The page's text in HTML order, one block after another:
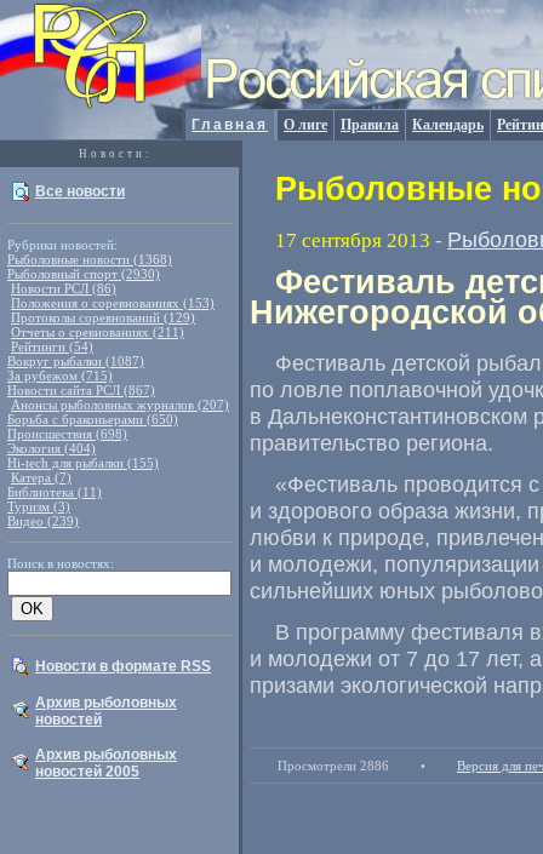
Главная О лиге Правила Календарь
Новости:
Все новости
Рубрики новостей:
Рыболовные новости (1368)
Рыболовный спорт (2930)
Новости РСЛ (86)
Положения о соревнованиях (153)
Протоколы соревнований (129)
Отчеты о сревнованиях (211)
Рейтинги (54)
Вокруг рыбалки (1087)
За рубежом (715)
Новости сайта РСЛ (867)
Анонсы рыболовных журналов (207)
Борьба с браконьерами (650)
Происшествия (698)
Экология (404)
Hi-tech для рыбалки (155)
Катера (7)
Библиотека (11)
Туризм (3)
Видео (239)
Поиск в новостях:
Новости в формате RSS
Архив рыболовных
новостей
Архив рыболовных
новостей 2005
Рыболовные
17 сентября 2013 -
Фестиваль
Нижегородской
Фестиваль детской
по ловле поплавочной
в Дальнеконстантиновском
правительство региона.
«Фестиваль проводится
и здорового образа жизни,
любви к природе,
и молодежи,
сильнейших юных
В программу фестиваля
и молодежи от 7 до 17 лет,
призами экологической
Просмотрели 2886 • Версия для